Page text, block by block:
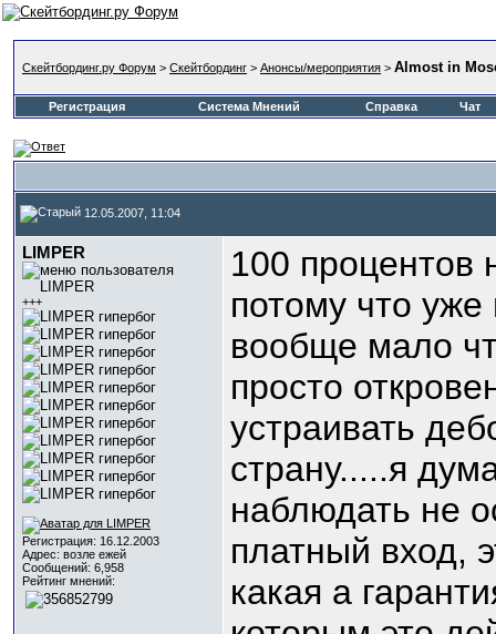
Скейтбординг.ру Форум > Скейтбординг > Анонсы/мероприятия > Almost in
Регистрация Система Мнений Справка Чат
12.05.2007, 11:04
LIMPER
+++
Регистрация: 16.12.2003
Адрес: возле ежей
Сообщений: 6,958
Рейтинг мнений:
100 процентов
потому что
вообще мало
просто
устраивать
страну.....я
наблюдать не
платный вход,
какая а